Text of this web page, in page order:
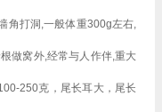
打洞,一般体重300g左右,
做窝外,经常与人作伴,重大
250克，尾长耳大，尾长